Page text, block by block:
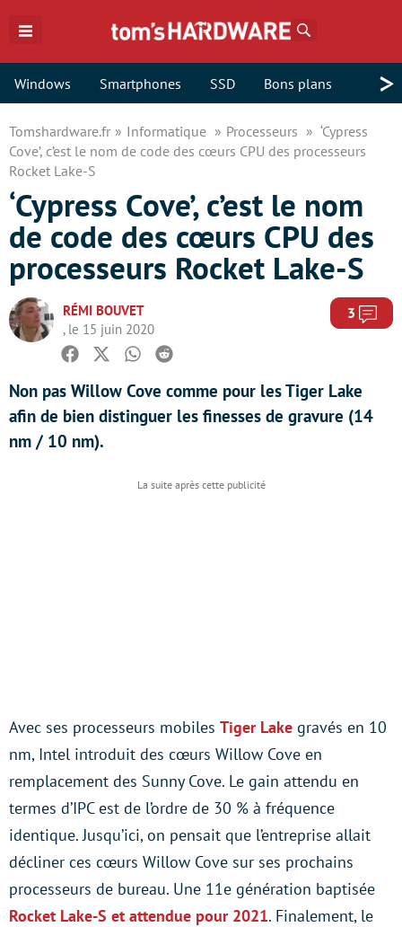
Windows Smartphones SSD Bons plans >
Tomshardware.fr Informatique Processeurs
‘Cypress
Cove’, c’est le nom de code des cœurs CPU des processeurs
Rocket Lake-S
‘Cypress Cove’, c’est le nom
de code des cœurs CPU des
processeurs Rocket Lake-S
RÉMI BOUVET
, le 15 juin 2020
3
Facebook
TwitterWhatsapp
Reddit
Non pas Willow Cove comme pour les Tiger Lake
afin de bien distinguer les finesses de gravure (14
nm / 10 nm).
Avec ses processeurs mobiles Tiger Lake gravés en 10
nm, Intel introduit des cœurs Willow Cove en
remplacement des Sunny Cove. Le gain attendu en
termes d’IPC est de l’ordre de 30 % à fréquence
identique. Jusqu’ici, on pensait que l’entreprise allait
décliner ces cœurs Willow Cove sur ses prochains
processeurs de bureau. Une 11e génération baptisée
Rocket Lake-S et attendue pour 2021. Finalement, le